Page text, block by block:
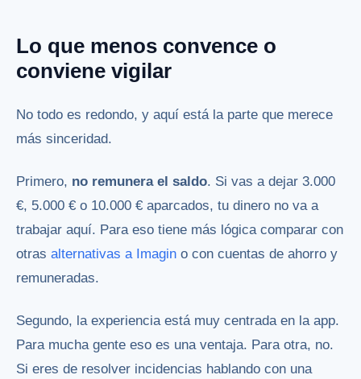
Lo que menos convence o
conviene vigilar
No todo es redondo, y aquí está la parte que merece
más sinceridad.
Primero, no remunera el saldo. Si vas a dejar 3.000
€, 5.000 € o 10.000 € aparcados, tu dinero no va a
trabajar aquí. Para eso tiene más lógica comparar con
otras alternativas a Imagin o con cuentas de ahorro y
remuneradas.
Segundo, la experiencia está muy centrada en la app.
Para mucha gente eso es una ventaja. Para otra, no.
Si eres de resolver incidencias hablando con una